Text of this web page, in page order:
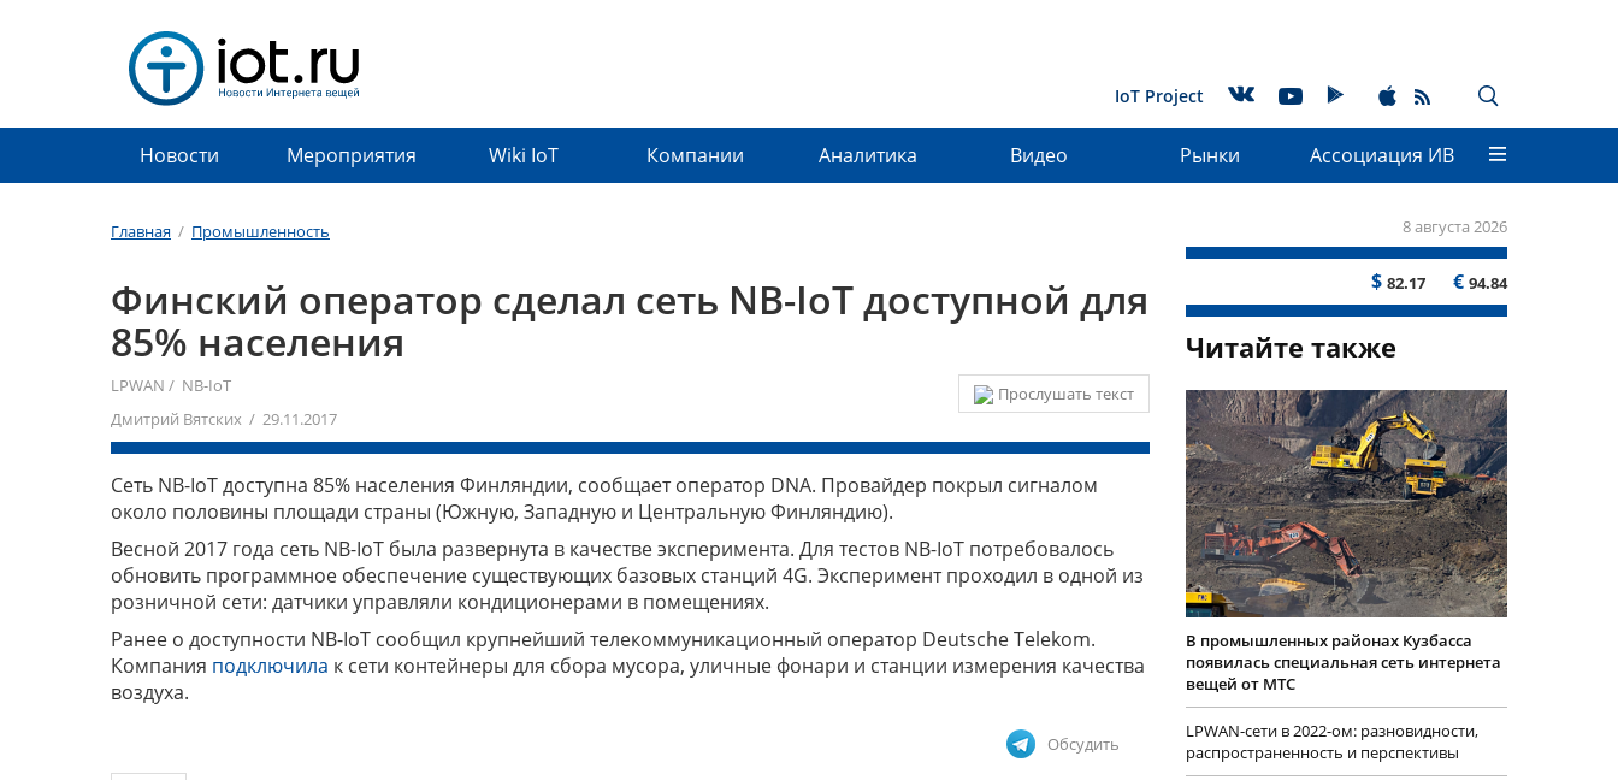
IoT Project
Новости Мероприятия Wiki IoT Компании Аналитика Видео Рынки Ассоциация ИВ
Главная / Промышленность 8 августа 2026
$ 82.17 € 94.84
Финский оператор сделал сеть NB-IoT доступной для
85% населения
Прослушать текст
LPWAN / NB-IoT
Дмитрий Вятских / 29.11.2017
Сеть NB-IoT доступна 85% населения Финляндии, сообщает оператор DNA. Провайдер покрыл сигналом
около половины площади страны (Южную, Западную и Центральную Финляндию).
Весной 2017 года сеть NB-IoT была развернута в качестве эксперимента. Для тестов NB-IoT потребовалось
обновить программное обеспечение существующих базовых станций 4G. Эксперимент проходил в одной из
розничной сети: датчики управляли кондиционерами в помещениях.
Ранее о доступности NB-IoT сообщил крупнейший телекоммуникационный оператор Deutsche Telekom.
Компания подключила к сети контейнеры для сбора мусора, уличные фонари и станции измерения качества
воздуха.
Обсудить
Читайте также
В промышленных районах Кузбасса
появилась специальная сеть интернета
вещей от МТС
LPWAN-сети в 2022-ом: разновидности,
распространенность и перспективы